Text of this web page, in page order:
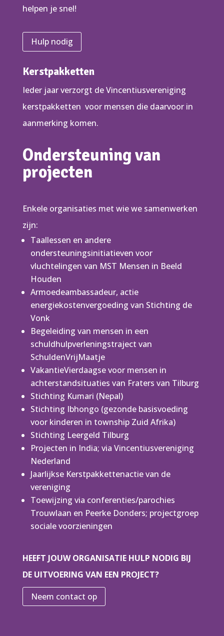
helpen je snel!
Hulp nodig
Kerstpakketten
Ieder jaar verzorgt de Vincentiusvereniging
kerstpakketten voor mensen die daarvoor in
aanmerking komen.
Ondersteuning van
projecten
Enkele organisaties met wie we samenwerken
zijn:
Taallessen en andere
ondersteuningsinitiatieven voor
vluchtelingen van MST Mensen in Beeld
Houden
Armoedeambassadeur, actie
energiekostenvergoeding van Stichting de
Vonk
Begeleiding van mensen in een
schuldhulpverleningstraject van
SchuldenVrijMaatje
VakantieVierdaagse voor mensen in
achterstandsituaties van Fraters van Tilburg
Stichting Kumari (Nepal)
Stichting Ibhongo (gezonde basisvoeding
voor kinderen in township Zuid Afrika)
Stichting Leergeld Tilburg
Projecten in India; via Vincentiusvereniging
Nederland
Jaarlijkse Kerstpakkettenactie van de
vereniging
Toewijzing via conferenties/parochies
Trouwlaan en Peerke Donders; projectgroep
sociale voorzieningen
HEEFT JOUW ORGANISATIE HULP NODIG BIJ
DE UITVOERING VAN EEN PROJECT?
Neem contact op